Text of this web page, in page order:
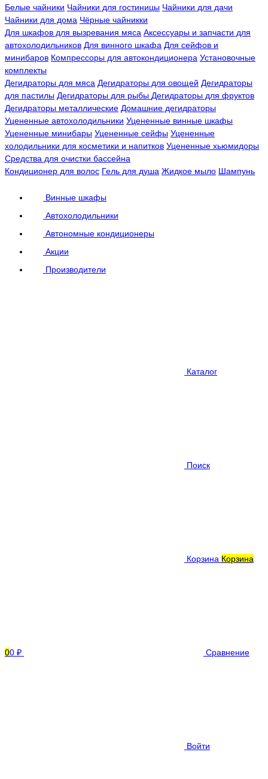
Белые чайники Чайники для гостиницы Чайники для дачи
Чайники для дома Чёрные чайникки
Для шкафов для вызревания мяса Аксессуары и запчасти для
автохолодильников Для винного шкафа Для сейфов и
минибаров Компрессоры для автокондиционера Установочные
комплекты
Дегидраторы для мяса Дегидраторы для овощей Дегидраторы
для пастилы Дегидраторы для рыбы Дегидраторы для фруктов
Дегидраторы металлические Домашние дегидраторы
Уцененные автохолодильники Уцененные винные шкафы
Уцененные минибары Уцененные сейфы Уцененные
холодильники для косметики и напитков Уцененные хьюмидоры
Средства для очистки бассейна
Кондиционер для волос Гель для душа Жидкое мыло Шампунь
Винные шкафы
Автохолодильники
Автономные кондиционеры
Акции
Производители
Каталог
Поиск
Корзина Корзина
00 ₽ Сравнение
Войти